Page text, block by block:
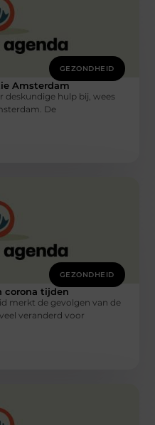
GEZONDHEID
Amsterdam
deskundige hulp bij, wees
De
GEZONDHEID
corona tijden
merkt de gevolgen van de
veranderd voor